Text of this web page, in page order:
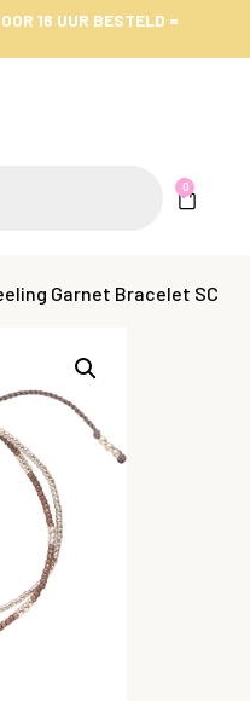
16 UUR BESTELD =
0
Garnet Bracelet SC